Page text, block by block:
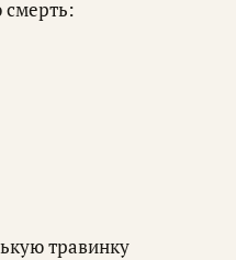
смерть:
травинку